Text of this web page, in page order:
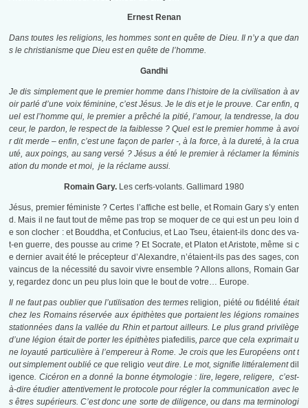
Ernest Renan
Dans toutes les religions, les hommes sont en quête de Dieu. Il n’y a que dan
s le christianisme que Dieu est en quête de l’homme.
Gandhi
Je dis simplement que le premier homme dans l’histoire de la civilisation à av
oir parlé d’une voix féminine, c’est Jésus. Je le dis et je le prouve. Car enfin, q
uel est l’homme qui, le premier a prêché la pitié, l’amour, la tendresse, la dou
ceur, le pardon, le respect de la faiblesse ? Quel est le premier homme à avoi
r dit merde – enfin, c’est une façon de parler -, à la force, à la dureté, à la crua
uté, aux poings, au sang versé ? Jésus a été le premier à réclamer la féminis
ation du monde et moi, je la réclame aussi.
Romain Gary. Les cerfs-volants. Gallimard 1980
Jésus, premier féministe ? Certes l’affiche est belle, et Romain Gary s’y enten
d. Mais il ne faut tout de même pas trop se moquer de ce qui est un peu loin d
e son clocher : et Bouddha, et Confucius, et Lao Tseu, étaient-ils donc des va-
t-en guerre, des pousse au crime ? Et Socrate, et Platon et Aristote, même si c
e dernier avait été le précepteur d’Alexandre, n’étaient-ils pas des sages, con
vaincus de la nécessité du savoir vivre ensemble ? Allons allons, Romain Gar
y, regardez donc un peu plus loin que le bout de votre… Europe.
Il ne faut pas oublier que l’utilisation des termesreligion, piétéou fidélité était
chez les Romains réservée aux épithètes que portaient les légions romaines
stationnées dans la vallée du Rhin et partout ailleurs. Le plus grand privilège
d’une légion était de porter les épithètespiafedilis, parce que cela exprimait u
ne loyauté particulière à l’empereur à Rome. Je crois que les Européens ont t
out simplement oublié ce quereligio veut dire. Le mot, signifie littéralementdil
igence. Cicéron en a donné la bonne étymologie : lire, legere, religere, c’est-
à-dire étudier attentivement le protocole pour régler la communication avec le
s êtres supérieurs. C’est donc une sorte de diligence, ou dans ma terminologi